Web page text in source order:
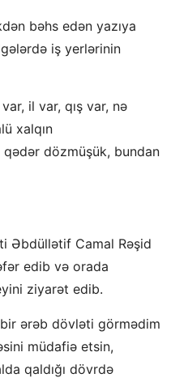
bəhs edən yazıya
iş yerlərinin
il var, qış var, nə
xalqın
dözmüşük, bundan
Əbdüllətif Camal Rəşid
edib və orada
ziyarət edib.
ərəb dövləti görmədim
müdafiə etsin,
qaldığı dövrdə